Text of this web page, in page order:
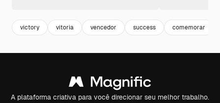
victory vitoria vencedor success comemorar
A plataforma criativa para você direcionar seu melhor trabalho.